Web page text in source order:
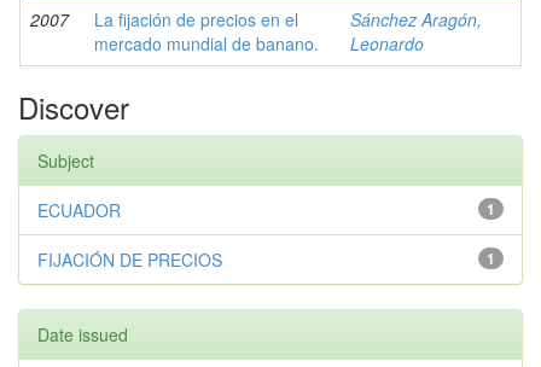
2007
La fijación de precios en el
mercado mundial de banano.
Sánchez Aragón,
Leonardo
Discover
Subject
1
ECUADOR
1
FIJACIÓN DE PRECIOS
Date issued